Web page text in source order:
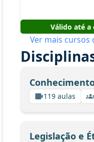
Válido até a
Ver mais
119 aulas
Legislação e